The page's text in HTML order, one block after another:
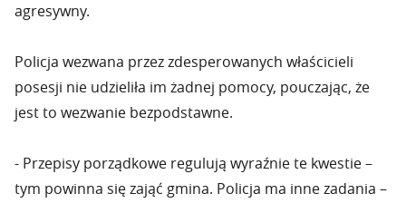
agresywny.
Policja wezwana przez zdesperowanych właścicieli
posesji nie udzieliła im żadnej pomocy, pouczając, że
jest to wezwanie bezpodstawne.
- Przepisy porządkowe regulują wyraźnie te kwestie –
tym powinna się zająć gmina. Policja ma inne zadania –